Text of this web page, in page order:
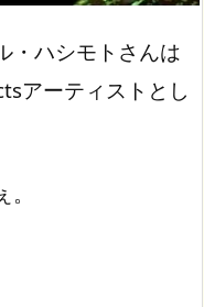
・ハシモトさんは
アーティストとし